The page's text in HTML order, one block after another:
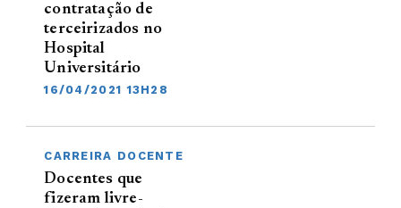
contratação de
terceirizados no
Hospital
Universitário
16/04/2021 13H28
CARREIRA DOCENTE
Docentes que
fizeram livre-